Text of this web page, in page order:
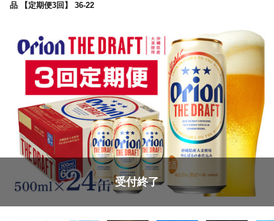
品 【定期便3回】 36-22
受付終了